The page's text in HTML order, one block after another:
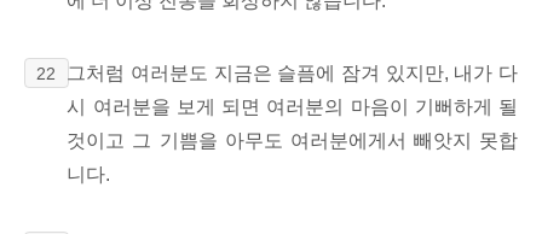
22
그처럼 여러분도 지금은 슬픔에 잠겨 있지만, 내가 다
시 여러분을 보게 되면 여러분의 마음이 기뻐하게 될
것이고 그 기쁨을 아무도 여러분에게서 빼앗지 못합
니다.